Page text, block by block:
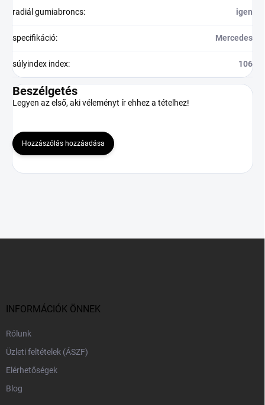
radiál gumiabroncs: igen
specifikáció: Mercedes
súlyindex index: 106
Beszélgetés
Legyen az első, aki véleményt ír ehhez a tételhez!
Hozzászólás hozzáadása
INFORMÁCIÓK ÖNNEK
Rólunk
Üzleti feltételek (ÁSZF)
Elérhetőségek
Blog